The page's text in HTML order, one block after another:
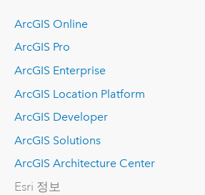
ArcGIS Online
ArcGIS Pro
ArcGIS Enterprise
ArcGIS Location Platform
ArcGIS Developer
ArcGIS Solutions
ArcGIS Architecture Center
Esri 정보